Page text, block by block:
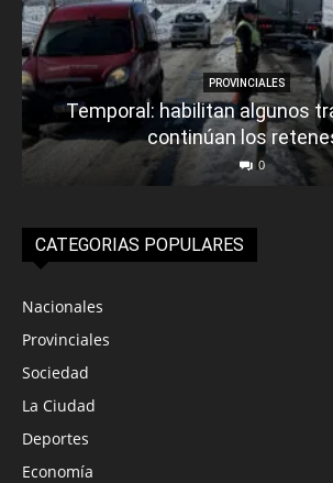
PROVINCIALES
Temporal: habilitan algunos
continúan los
0
CATEGORIAS POPULARES
Nacionales
Provinciales
Sociedad
La Ciudad
Deportes
Economía